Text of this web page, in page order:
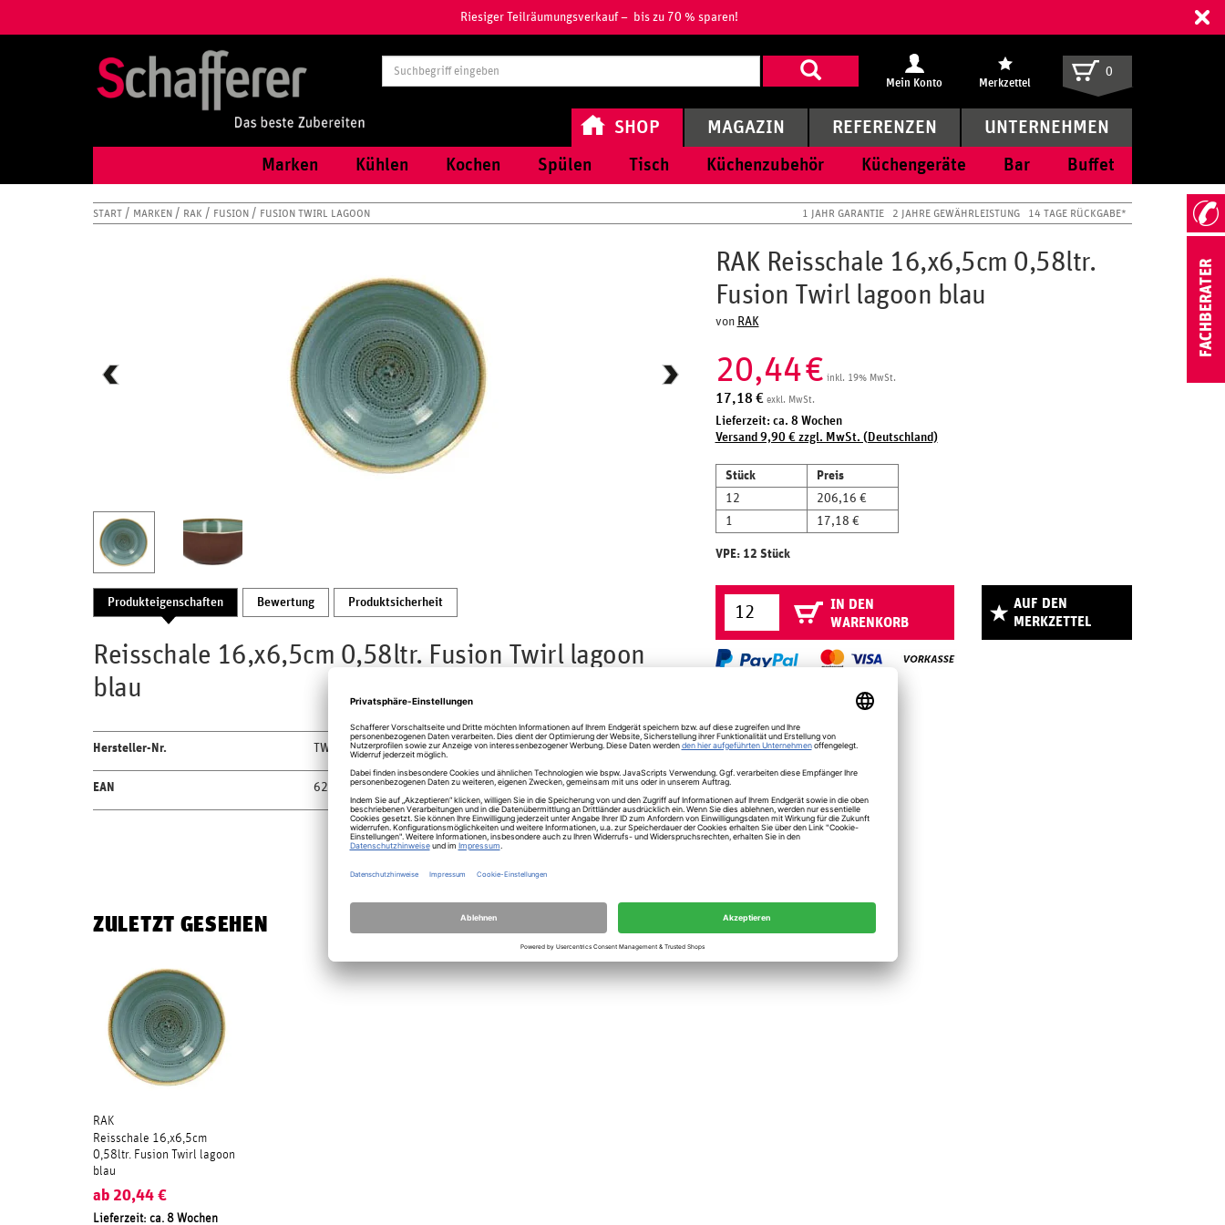
Riesiger Teilräumungsverkauf – bis zu 70 % sparen!
Suchbegriff
eingeben
Mein Konto Merkzettel
0
SHOP
Marken Kühlen Kochen Spülen Tisch Küchenzubehör Küchengeräte Bar Buffet
MAGAZIN REFERENZEN UNTERNEHMEN
START MARKEN RAK FUSION FUSION TWIRL LAGOON 1 JAHR GARANTIE 2 JAHRE GEWÄHRLEISTUNG 14 TAGE RÜCKGABE*
Produkteigenschaften Bewertung Produktsicherheit
Reisschale 16,x6,5cm 0,58ltr. Fusion Twirl lagoon
blau
Hersteller-Nr. TWNNRB16LA
EAN 6294009477657
RAK Reisschale 16,x6,5cm 0,58ltr.
Fusion Twirl lagoon blau
von RAK
20,44€ inkl. 19% MwSt.
17,18 € exkl. MwSt.
Lieferzeit: ca. 8 Wochen
Versand 9,90 € zzgl. MwSt. (Deutschland)
Stück
Preis
12
206,16 €
1
17,18 €
VPE: 12 Stück
IN DEN
WARENKORB
AUF DEN
MERKZETTEL
ZULETZT GESEHEN
RAK
Reisschale 16,x6,5cm
0,58ltr. Fusion Twirl lagoon
blau
ab 20,44 €
Lieferzeit: ca. 8 Wochen